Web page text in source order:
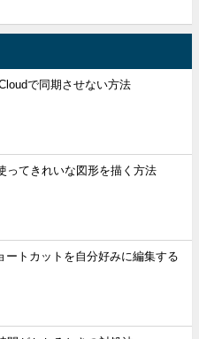
で同期させない方法
ってきれいな図形を描く方法
ートカットを自分好みに編集する